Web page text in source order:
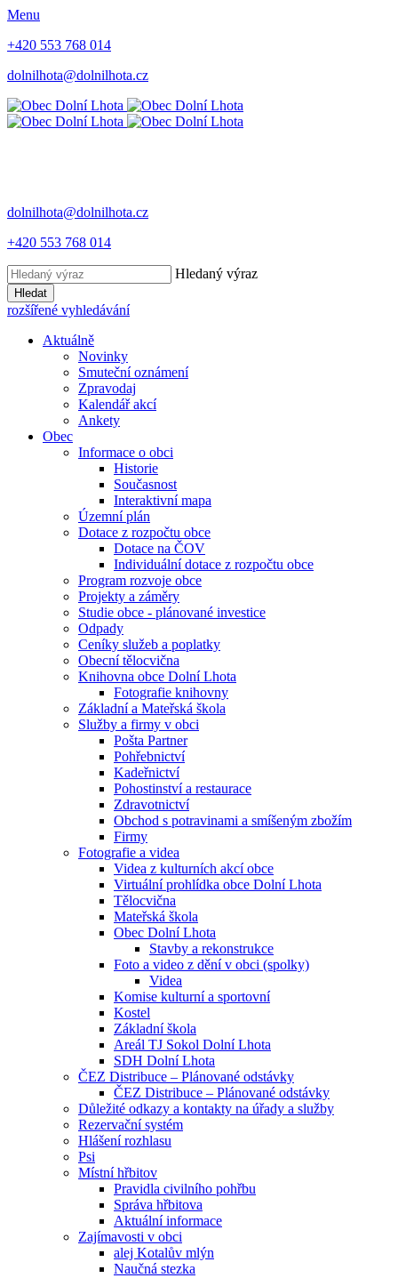
Menu
+420 553 768 014
dolnilhota@dolnilhota.cz
dolnilhota@dolnilhota.cz
+420 553 768 014
Hledaný výraz
Hledat
rozšířené vyhledávání
Aktuálně
Novinky
Smuteční oznámení
Zpravodaj
Kalendář akcí
Ankety
Obec
Informace o obci
Historie
Současnost
Interaktivní mapa
Územní plán
Dotace z rozpočtu obce
Dotace na ČOV
Individuální dotace z rozpočtu obce
Program rozvoje obce
Projekty a záměry
Studie obce - plánované investice
Odpady
Ceníky služeb a poplatky
Obecní tělocvična
Knihovna obce Dolní Lhota
Fotografie knihovny
Základní a Mateřská škola
Služby a firmy v obci
Pošta Partner
Pohřebnictví
Kadeřnictví
Pohostinství a restaurace
Zdravotnictví
Obchod s potravinami a smíšeným zbožím
Firmy
Fotografie a videa
Videa z kulturních akcí obce
Virtuální prohlídka obce Dolní Lhota
Tělocvična
Mateřská škola
Obec Dolní Lhota
Stavby a rekonstrukce
Foto a video z dění v obci (spolky)
Videa
Komise kulturní a sportovní
Kostel
Základní škola
Areál TJ Sokol Dolní Lhota
SDH Dolní Lhota
ČEZ Distribuce – Plánované odstávky
ČEZ Distribuce – Plánované odstávky
Důležité odkazy a kontakty na úřady a služby
Rezervační systém
Hlášení rozhlasu
Psi
Místní hřbitov
Pravidla civilního pohřbu
Správa hřbitova
Aktuální informace
Zajímavosti v obci
alej Kotalův mlýn
Naučná stezka